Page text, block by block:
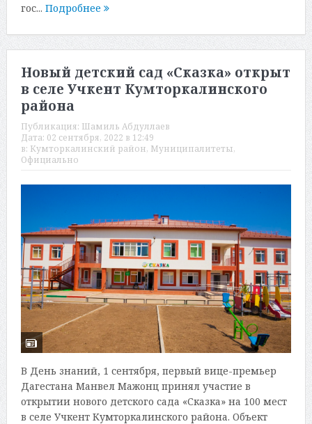
гос... Подробнее
Новый детский сад «Сказка» открыт
в селе Учкент Кумторкалинского
района
Публикация: Шамиль Абдуллаев
Дата: 02 сентября, 2022 в 12:49
в: Кумторкалинский район, Муниципалитеты,
Официально
В День знаний, 1 сентября, первый вице-премьер
Дагестана Манвел Мажонц принял участие в
открытии нового детского сада «Сказка» на 100 мест
в селе Учкент Кумторкалинского района. Объект